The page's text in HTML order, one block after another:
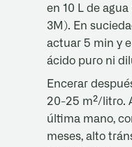
en 10 L de
3M). En
actuar 5 min y
ácido puro ni
Encerar
20-25 m²/litro.
última mano,
meses, alto